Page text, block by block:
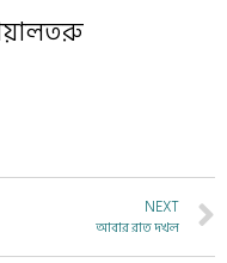
NEXT
আবার রাত দখল